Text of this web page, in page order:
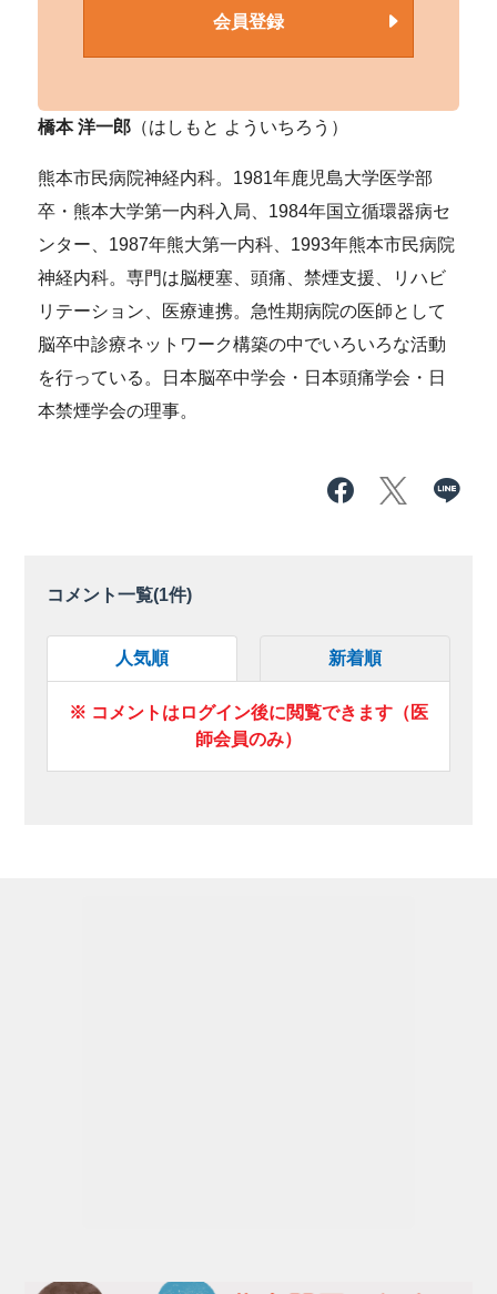
会員登録
橋本 洋一郎 （はしもと よういちろう）
熊本市民病院神経内科。1981年鹿児島大学医学部
卒・熊本大学第一内科入局、1984年国立循環器病セ
ンター、1987年熊大第一内科、1993年熊本市民病院
神経内科。専門は脳梗塞、頭痛、禁煙支援、リハビ
リテーション、医療連携。急性期病院の医師として
脳卒中診療ネットワーク構築の中でいろいろな活動
を行っている。日本脳卒中学会・日本頭痛学会・日
本禁煙学会の理事。
コメント一覧(1件)
人気順 新着順
※ コメントはログイン後に閲覧できます（医
師会員のみ）